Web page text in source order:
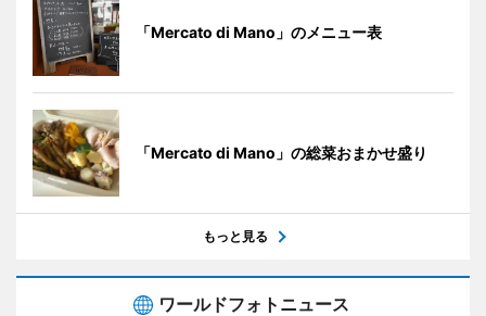
「Mercato di Mano」のメニュー表
「Mercato di Mano」の総菜おまかせ盛り
もっと見る
ワールドフォトニュース